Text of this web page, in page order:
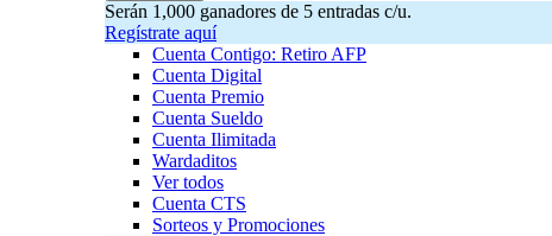
Serán 1,000 ganadores de 5 entradas c/u.
Regístrate aquí
Cuenta Contigo: Retiro AFP
Cuenta Digital
Cuenta Premio
Cuenta Sueldo
Cuenta Ilimitada
Wardaditos
Ver todos
Cuenta CTS
Sorteos y Promociones